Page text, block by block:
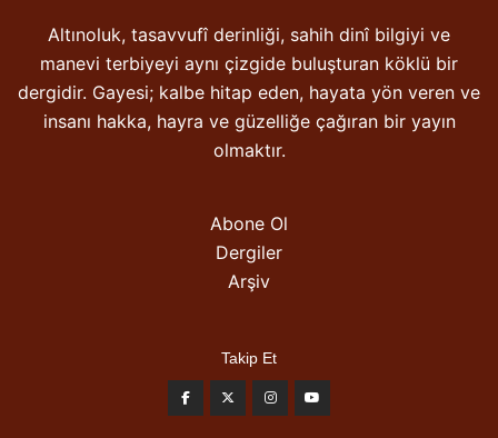
Altınoluk, tasavvufî derinliği, sahih dinî bilgiyi ve
manevi terbiyeyi aynı çizgide buluşturan köklü bir
dergidir. Gayesi; kalbe hitap eden, hayata yön veren ve
insanı hakka, hayra ve güzelliğe çağıran bir yayın
olmaktır.
Abone Ol
Dergiler
Arşiv
Takip Et